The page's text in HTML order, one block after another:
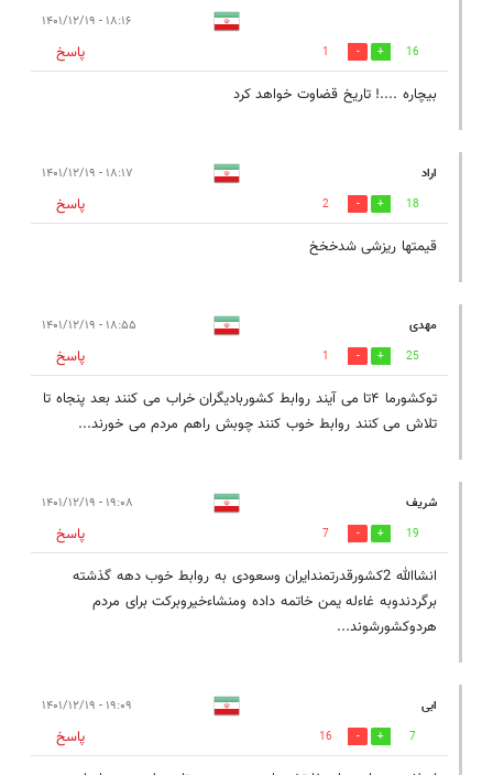
۱۸:۱۶ - ۱۴۰۱/۱۲/۱۹
16
1
پاسخ
بیچاره ....! تاریخ قضاوت خواهد کرد
اراد ۱۸:۱۷ - ۱۴۰۱/۱۲/۱۹
18
2
پاسخ
قیمتها ریزشی شدخخخ
مهدی ۱۸:۵۵ - ۱۴۰۱/۱۲/۱۹
25
1
پاسخ
توکشورما ۴تا می آیند روابط کشوربادیگران خراب می کنند بعد پنجاه تا
تلاش می کنند روابط خوب کنند چوبش راهم مردم می خورند...
شریف ۱۹:۰۸ - ۱۴۰۱/۱۲/۱۹
19
7
پاسخ
انشاالله 2کشورقدرتمندایران وسعودی به روابط خوب دهه گذشته
برگردندوبه غاءله یمن خاتمه داده ومنشاءخیروبرکت برای مردم
هردوکشورشوند...
ابی ۱۹:۰۹ - ۱۴۰۱/۱۲/۱۹
7
16
پاسخ